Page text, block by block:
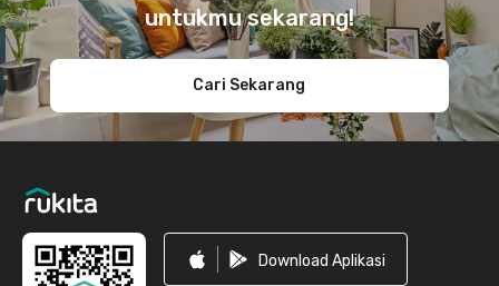
untukmu sekarang!
Cari Sekarang
Download Aplikasi